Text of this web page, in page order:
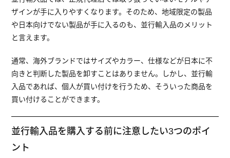
ザインが手に入りやすくなります。そのため、地域限定の製品
や日本向けでない製品が手に入るのも、並行輸入品のメリット
と言えます。
通常、海外ブランドではサイズやカラー、仕様などが日本に不
向きと判断した製品を卸すことはありません。しかし、並行輸
入品であれば、個人が買い付けを行うため、そういった商品を
買い付けることができます。
並行輸入品を購入する前に注意したい3つのポイ
ント